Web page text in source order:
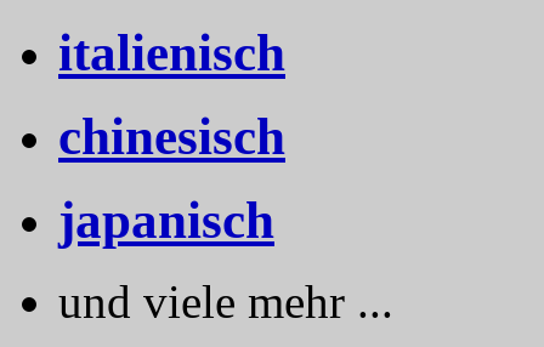
italienisch
chinesisch
japanisch
und viele mehr ...